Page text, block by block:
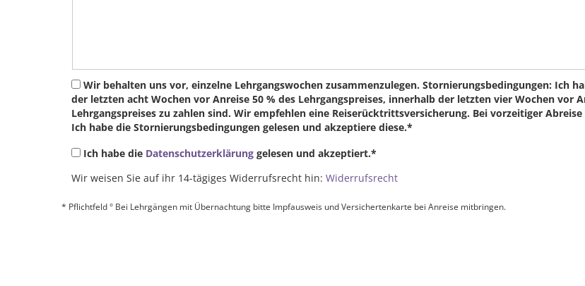
Wir behalten uns vor, einzelne Lehrgangswochen zusammenzulegen. Stornierungsbedingungen: Ich
der letzten acht Wochen vor Anreise 50 % des Lehrgangspreises, innerhalb der letzten vier Wochen vor
Lehrgangspreises zu zahlen sind. Wir empfehlen eine Reiserücktrittsversicherung. Bei vorzeitiger
Ich habe die Stornierungsbedingungen gelesen und akzeptiere diese.*
Ich habe die Datenschutzerklärung gelesen und akzeptiert.*
Wir weisen Sie auf ihr 14-tägiges Widerrufsrecht hin: Widerrufsrecht
* Pflichtfeld ° Bei Lehrgängen mit Übernachtung bitte Impfausweis und Versichertenkarte bei Anreise mitbringen.